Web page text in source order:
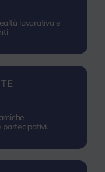
lavorativa e
partecipativi.